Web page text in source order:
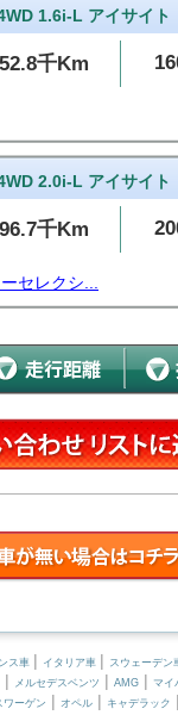
1.6i-L アイサイト
52.8千Km
2.0i-L アイサイト
96.7千Km
セレクシ...
ス車 | イタリア車 | スウェーデン
| メルセデスベンツ | AMG | マイ
ワーゲン | オペル| キャデラック |